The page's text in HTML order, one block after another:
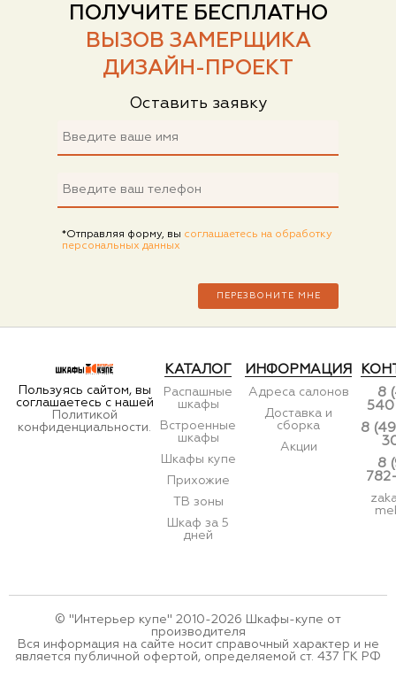
ПОЛУЧИТЕ БЕСПЛАТНО
ВЫЗОВ ЗАМЕРЩИКА
ДИЗАЙН-ПРОЕКТ
Оставить заявку
*Отправляя форму, вы соглашаетесь на обработку
персональных данных
Пользуясь сайтом, вы
соглашаетесь с нашей
Политикой
конфиденциальности.
КАТАЛОГ
Распашные
шкафы
Встроенные
шкафы
Шкафы купе
Прихожие
ТВ зоны
Шкаф за 5
дней
ИНФОРМАЦИЯ
Адреса салонов
Доставка и
сборка
Акции
8
8
8
© "Интерьер купе" 2010-2026 Шкафы-купе от
производителя
Вся информация на сайте носит справочный характер и не
является публичной офертой, определяемой ст. 437 ГК РФ